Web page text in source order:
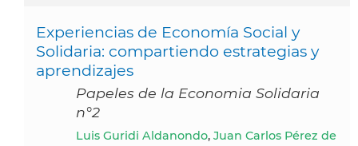
Experiencias de Economía Social y
Solidaria: compartiendo estrategias y
aprendizajes
Papeles de la Economia Solidaria
n°2
Luis Guridi Aldanondo, Juan Carlos Pérez de